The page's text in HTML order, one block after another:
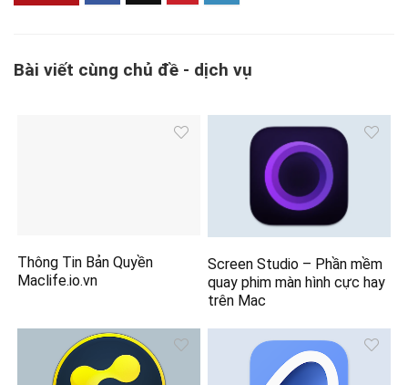
Bài viết cùng chủ đề - dịch vụ
Thông Tin Bản Quyền
Maclife.io.vn
Screen Studio – Phần mềm
quay phim màn hình cực hay
trên Mac